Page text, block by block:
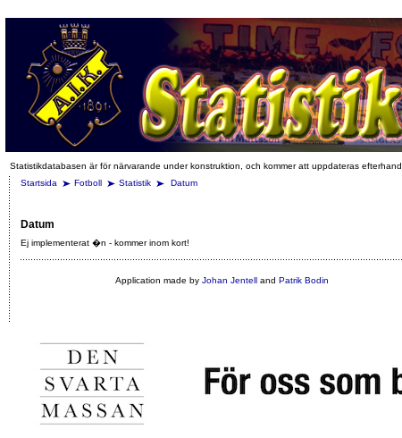
Statistikdatabasen är för närvarande under konstruktion, och kommer att uppdateras efterhand.
Startsida
Fotboll Statistik Datum
Datum
Ej implementerat �n - kommer inom kort!
Application made by Johan Jentelland Patrik Bodin